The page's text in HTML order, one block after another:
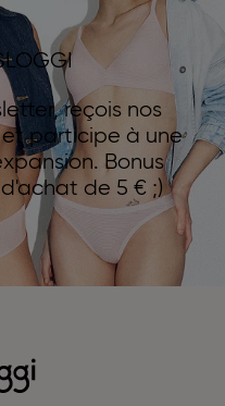
reçois nos
participe à une
Bonus
de 5 € ;)